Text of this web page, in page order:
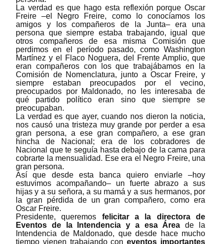
La verdad es que hago esta reflexión porque Oscar
Freire‒el Negro Freire, como lo conocíamoslos
amigos y los compañeros de la Junta‒ era una
persona que siempre estaba trabajando, igual que
otros compañeros de esa misma Comisión que
perdimos en el período pasado, como Washington
Martínez y el Flaco Noguera, del Frente Amplio, que
eran compañeros con los que trabajábamos en la
Comisión de Nomenclatura, junto a Oscar Freire, y
siempre estaban preocupados por el vecino,
preocupados por Maldonado, no les interesaba de
qué partido político eran sino que siempre se
preocupaban.
La verdad es que ayer, cuando nos dieron la noticia,
nos causó una tristeza muy grande por perder a esa
gran persona, a ese gran compañero, a ese gran
hincha de Nacional; era de los cobradores de
Nacional que te seguía hasta debajo de la cama para
cobrarte la mensualidad. Ese era el Negro Freire, una
gran persona.
Así que desde esta banca quiero enviarle ‒hoy
estuvimos acompañando‒ un fuerte abrazo a sus
hijas y a su señora, a su mamá y a sus hermanos, por
la gran pérdida de un gran compañero, como era
Oscar Freire.
Presidente, queremos felicitar a la directora de
Eventos de la Intendencia y a esa Área de la
Intendencia de Maldonado, que desde hace mucho
tiempo vienen trabajando coneventos importantes